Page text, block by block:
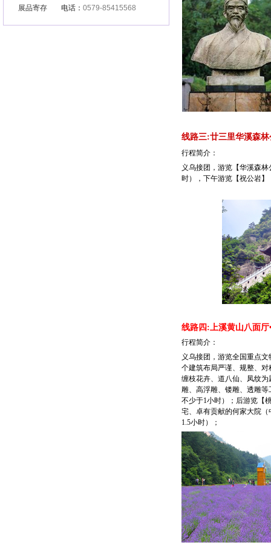
展品寄存 电话： 0579-85415568
线路三:廿三里华溪森林
行程简介：
义乌接团，游览【华溪森
时），下午游览【祝公岩
线路四:上溪黄山八面厅
行程简介：
义乌接团，游览全国重点
个建筑布局严谨、规整、
缠枝花卉、道八仙、凤纹
雕、高浮雕、镂雕、透雕
不少于1小时）；后游览【
宅、卓有贡献的何家大院
1.5小时）；